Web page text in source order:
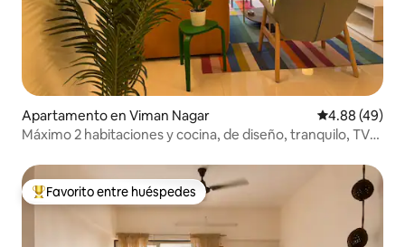
Apartamento en Viman Nagar Calificación
4.88 (49)
Máximo 2 habitaciones y cocina, de diseño, tranquilo, TV
Favorito entre huéspedes preferido
Favorito entre huéspedes